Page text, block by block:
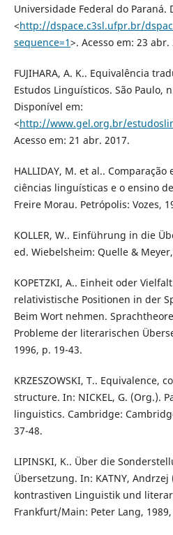
Universidade Federal do Paraná.
<http://dspace.c3sl.ufpr.br/
sequence=1>. Acesso em: 23 abr.
FUJIHARA, A. K.. Equivalência
Estudos Linguísticos. São Paulo,
Disponível em:
<http://www.gel.org.br/
Acesso em: 21 abr. 2017.
HALLIDAY, M. et al.. Comparação
ciências linguísticas e o ensino
Freire Morau. Petrópolis: Vozes,
KOLLER, W.. Einführung in die
ed. Wiebelsheim: Quelle &
KOPETZKI, A.. Einheit oder
relativistische Positionen in der
Beim Wort nehmen.
Probleme der literarischen
1996, p. 19-43.
KRZESZOWSKI, T.. Equivalence,
structure. In: NICKEL, G. (Org.).
linguistics. Cambridge:
37-48.
LIPINSKI, K.. Über die
Übersetzung. In: KATNY,
kontrastiven Linguistik und
Frankfurt/Main: Peter Lang,